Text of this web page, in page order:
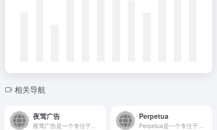
相关导航
夜莺广告 Perpetua